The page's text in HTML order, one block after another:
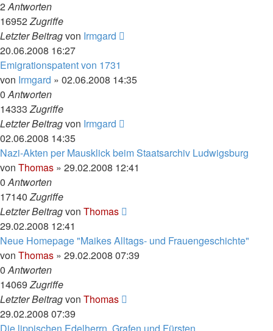
2Antworten
16952Zugriffe
Letzter Beitragvon Irmgard
20.06.2008 16:27
Emigrationspatent von 1731
von Irmgard » 02.06.2008 14:35
0Antworten
14333Zugriffe
Letzter Beitragvon Irmgard
02.06.2008 14:35
Nazi-Akten per Mausklick beim Staatsarchiv Ludwigsburg
von Thomas » 29.02.2008 12:41
0Antworten
17140Zugriffe
Letzter Beitragvon Thomas
29.02.2008 12:41
Neue Homepage "Maikes Alltags- und Frauengeschichte"
von Thomas » 29.02.2008 07:39
0Antworten
14069Zugriffe
Letzter Beitragvon Thomas
29.02.2008 07:39